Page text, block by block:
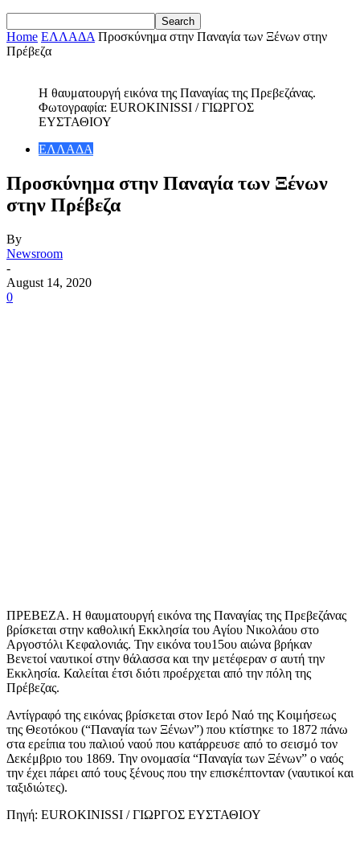
Home ΕΛΛΑΔΑ Προσκύνημα στην Παναγία των Ξένων στην
Πρέβεζα
Η θαυματουργή εικόνα της Παναγίας της Πρεβεζάνας.
Φωτογραφία: EUROKINISSI / ΓΙΩΡΓΟΣ
ΕΥΣΤΑΘΙΟΥ
ΕΛΛΑΔΑ
Προσκύνημα στην Παναγία των Ξένων
στην Πρέβεζα
By
Newsroom
-
August 14, 2020
0
ΠΡΕΒΕΖΑ. Η θαυματουργή εικόνα της Παναγίας της Πρεβεζάνας
βρίσκεται στην καθολική Εκκλησία του Αγίου Νικολάου στο
Αργοστόλι Κεφαλονιάς. Την εικόνα του15ου αιώνα βρήκαν
Βενετοί ναυτικοί στην θάλασσα και την μετέφεραν σ αυτή την
Εκκλησία. Καλείται έτσι διότι προέρχεται από την πόλη της
Πρέβεζας.
Αντίγραφό της εικόνας βρίσκεται στον Ιερό Ναό της Κοιμήσεως
της Θεοτόκου (“Παναγία των Ξένων”) που κτίστηκε το 1872 πάνω
στα ερείπια του παλιού ναού που κατάρρευσε από το σεισμό τον
Δεκέμβριο του 1869. Την ονομασία “Παναγία των Ξένων” ο ναός
την έχει πάρει από τους ξένους που την επισκέπτονταν (ναυτικοί και
ταξιδιώτες).
Πηγή: EUROKINISSI / ΓΙΩΡΓΟΣ ΕΥΣΤΑΘΙΟΥ